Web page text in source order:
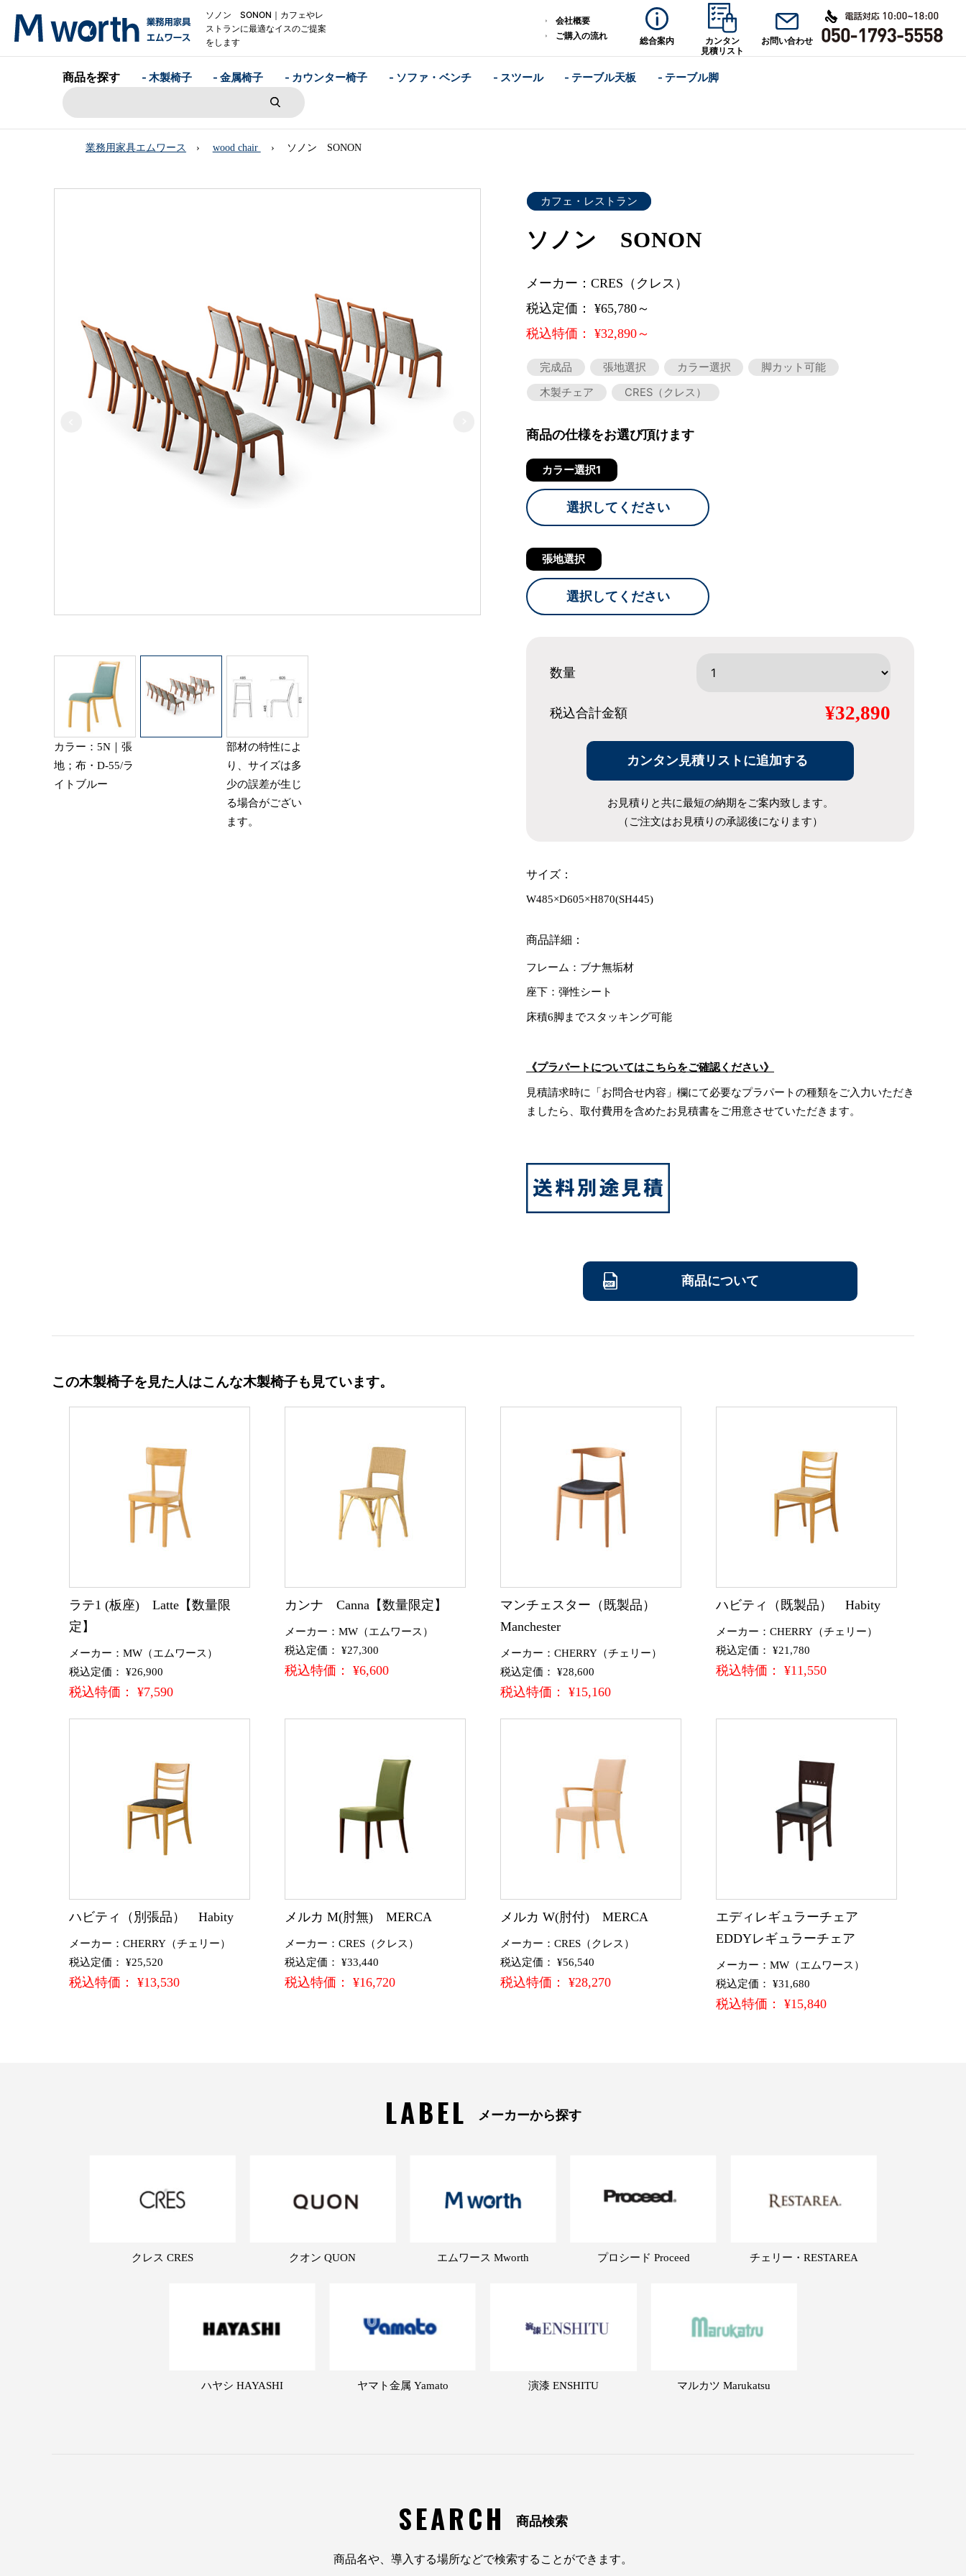
ソノン SONON｜カフェやレ
ストランに最適なイスのご提案
をします
会社概要
ご購入の流れ
総合案内
カンタン
見積リスト
お問い合わせ
商品を探す - 木製椅子 - 金属椅子 - カウンター椅子 - ソファ・ベンチ - スツール - テーブル天板 - テーブル脚
業務用家具エムワース wood chair ソノン SONON
カラー：5N｜張
地；布・D-55/ラ
イトブルー
部材の特性によ
り、サイズは多
少の誤差が生じ
る場合がござい
ます。
カフェ・レストラン
ソノン SONON
メーカー：CRES（クレス）
税込定価： ¥65,780～
税込特価： ¥32,890～
完成品 張地選択 カラー選択
脚カット可能
木製チェア
CRES（クレス）
商品の仕様をお選び頂けます
カラー選択1
選択してください
張地選択
選択してください
数量
税込合計金額 ¥32,890
カンタン見積リストに追加する
お見積りと共に最短の納期をご案内致します。
（ご注文はお見積りの承認後になります）
サイズ：
W485×D605×H870(SH445)
商品詳細：
フレーム：ブナ無垢材
座下：弾性シート
床積6脚までスタッキング可能
《プラパートについてはこちらをご確認ください》
見積請求時に「お問合せ内容」欄にて必要なプラパートの種類をご入力いただき
ましたら、取付費用を含めたお見積書をご用意させていただきます。
商品について
この木製椅子を見た人はこんな木製椅子も見ています。
ラテ1 (板座) Latte【数量限
定】
メーカー：MW（エムワース）
税込定価： ¥26,900
税込特価： ¥7,590
カンナ Canna【数量限定】
メーカー：MW（エムワース）
税込定価： ¥27,300
税込特価： ¥6,600
マンチェスター（既製品）
Manchester
メーカー：CHERRY（チェリー）
税込定価： ¥28,600
税込特価： ¥15,160
ハビティ（既製品） Habity
メーカー：CHERRY（チェリー）
税込定価： ¥21,780
税込特価： ¥11,550
ハビティ（別張品） Habity
メーカー：CHERRY（チェリー）
税込定価： ¥25,520
税込特価： ¥13,530
メルカ M(肘無) MERCA
メーカー：CRES（クレス）
税込定価： ¥33,440
税込特価： ¥16,720
メルカ W(肘付) MERCA
メーカー：CRES（クレス）
税込定価： ¥56,540
税込特価： ¥28,270
エディレギュラーチェア
EDDYレギュラーチェア
メーカー：MW（エムワース）
税込定価： ¥31,680
税込特価： ¥15,840
LABEL メーカーから探す
クレス CRES クオン QUON エムワース Mworth プロシード Proceed チェリー・RESTAREA
ハヤシ HAYASHI ヤマト金属 Yamato 演漆 ENSHITU マルカツ Marukatsu
SEARCH 商品検索
商品名や、導入する場所などで検索することができます。